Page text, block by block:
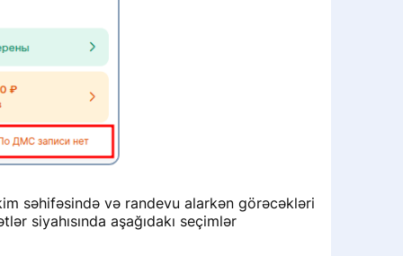
səhifəsində və randevu alarkən görəcəkləri
siyahısında aşağıdakı seçimlər